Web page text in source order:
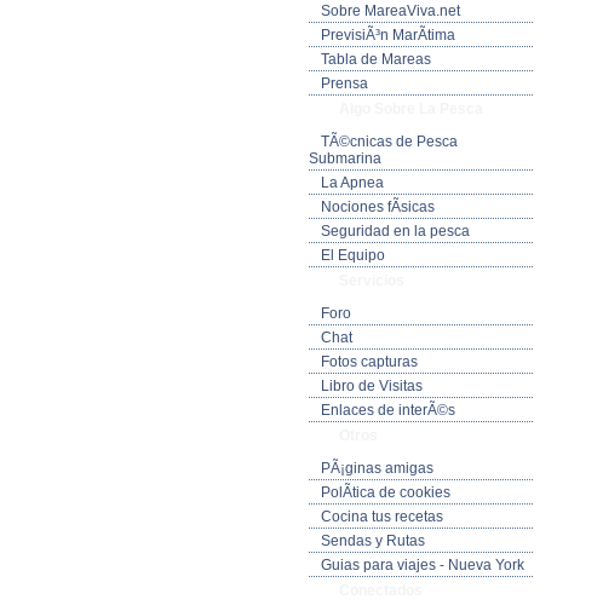
Sobre MareaViva.net
PrevisiÃ³n MarÃ­tima
Tabla de Mareas
Prensa
TÃ©cnicas de Pesca
Submarina
La Apnea
Nociones fÃ­sicas
Seguridad en la pesca
El Equipo
Foro
Chat
Fotos capturas
Libro de Visitas
Enlaces de interÃ©s
PÃ¡ginas amigas
PolÃ­tica de cookies
Cocina tus recetas
Sendas y Rutas
Guias para viajes - Nueva York